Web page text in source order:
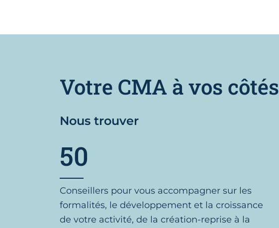
Votre CMA à vos côtés
Nous trouver
50
Conseillers pour vous accompagner sur les
formalités, le développement et la croissance
de votre activité, de la création-reprise à la